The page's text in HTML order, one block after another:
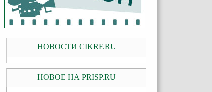
НОВОСТИ CIKRF.RU
НОВОЕ НА PRISP.RU